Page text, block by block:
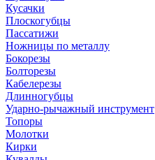
Кусачки
Плоскогубцы
Пассатижи
Ножницы по металлу
Бокорезы
Болторезы
Кабелерезы
Длинногубцы
Ударно-рычажный инструмент
Топоры
Молотки
Кирки